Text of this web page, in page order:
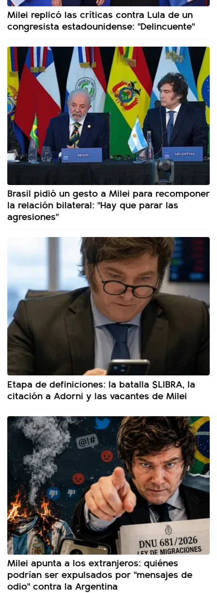
Milei replicó las críticas contra Lula de un
congresista estadounidense: "Delincuente"
Brasil pidió un gesto a Milei para recomponer
la relación bilateral: "Hay que parar las
agresiones"
Etapa de definiciones: la batalla $LIBRA, la
citación a Adorni y las vacantes de Milei
Milei apunta a los extranjeros: quiénes
podrían ser expulsados por "mensajes de
odio" contra la Argentina